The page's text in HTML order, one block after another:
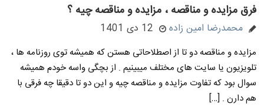
فرق مزایده و مناقصه ، مزایده و مناقصه چیه ؟
محمدرضا امین زاده 12 دی 1401
مزایده و مناقصه دو تا از اصطلاحاتی هستن که همیشه توی روزنامه ها ،
تلویزیون یا سایت های مختلف میبینیم . از بچگی واسه خودم همیشه
سوال بود که تفاوت مزایده و مناقصه چیه و این دو تا دقیقا چه فرقی با
هم دارن . […]